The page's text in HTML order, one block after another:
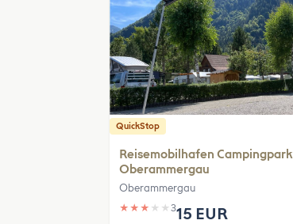
QuickStop
Reisemobilhafen Campingpark
Oberammergau
Oberammergau
★ ★ ★ ★ ★ 315 EUR